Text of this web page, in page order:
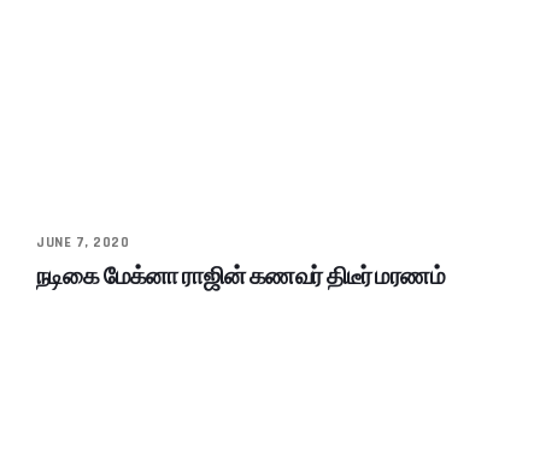
JUNE 7, 2020
நடிகை மேக்னா ராஜின் கணவர் திடீர் மரணம்